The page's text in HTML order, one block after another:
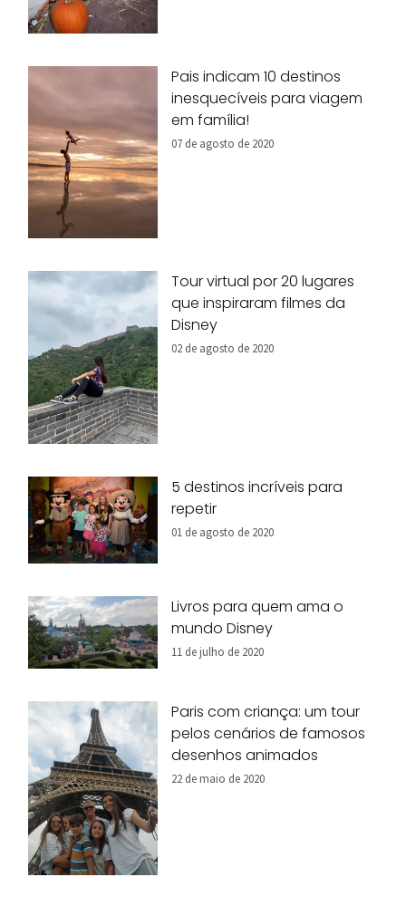
Pais indicam 10 destinos
inesquecíveis para viagem
em família!
07 de agosto de 2020
Tour virtual por 20 lugares
que inspiraram filmes da
Disney
02 de agosto de 2020
5 destinos incríveis para
repetir
01 de agosto de 2020
Livros para quem ama o
mundo Disney
11 de julho de 2020
Paris com criança: um tour
pelos cenários de famosos
desenhos animados
22 de maio de 2020